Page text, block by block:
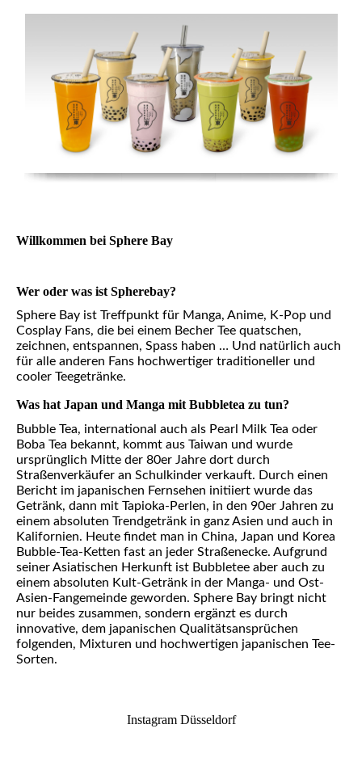
Willkommen bei Sphere Bay
Wer oder was ist Spherebay?
Sphere Bay ist Treff­punkt für Manga, Anime, K-Pop und
Cosplay Fans, die bei einem Becher Tee quatschen,
zeichnen, entspannen, Spass haben … Und natürlich auch
für alle anderen Fans hoch­wertiger traditioneller und
cooler Tee­getränke.
Was hat Japan und Manga mit Bubbletea zu tun?
Bubble Tea, international auch als Pearl Milk Tea oder
Boba Tea bekannt, kommt aus Taiwan und wurde
ursprünglich Mitte der 80er Jahre dort durch
Straßenverkäufer an Schulkinder verkauft. Durch einen
Bericht im japanischen Fernsehen initiiert wurde das
Getränk, dann mit Tapioka-Perlen, in den 90er Jahren zu
einem absoluten Trendgetränk in ganz Asien und auch in
Kalifornien. Heute findet man in China, Japan und Korea
Bubble-Tea-Ketten fast an jeder Straßenecke. Aufgrund
seiner Asiatischen Herkunft ist Bubbletee aber auch zu
einem absoluten Kult-Getränk in der Manga- und Ost-
Asien-Fangemeinde geworden. Sphere Bay bringt nicht
nur beides zusammen, sondern ergänzt es durch
innovative, dem japanischen Qualitätsansprüchen
folgenden, Mixturen und hochwertigen japanischen Tee-
Sorten.
Instagram Düsseldorf